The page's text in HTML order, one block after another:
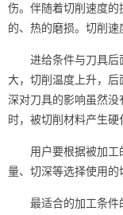
伤。伴随着切削速度
的、热的磨损。切削速
进给条件与刀具后
大，切削温度上升，
深对刀具的影响虽然没
时，被切削材料产生硬
用户要根据被加
量、切深等选择使用的
最适合的加工条件